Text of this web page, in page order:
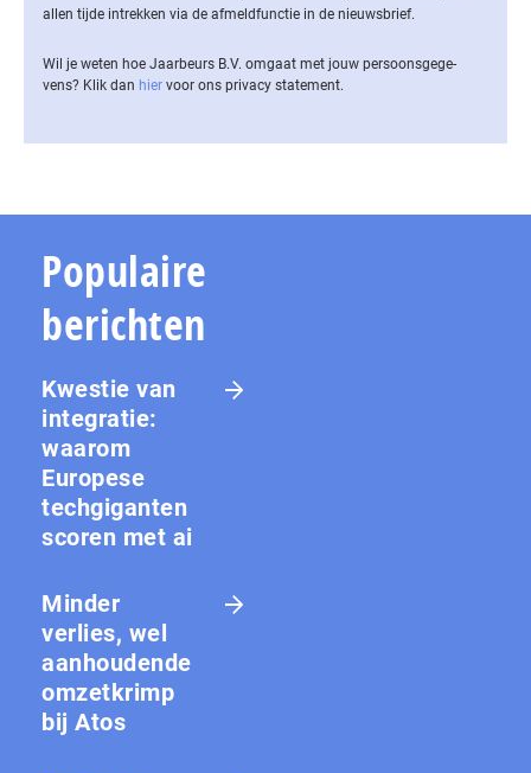
allen tijde intrekken via de af­meld­func­tie in de nieuwsbrief.
Wil je weten hoe Jaarbeurs B.V. omgaat met jouw per­soons­ge­ge­
vens? Klik dan hier voor ons privacy statement.
Populaire
berichten
Kwestie van
integratie:
waarom
Europese
techgiganten
scoren met ai
Minder
verlies, wel
aanhoudende
omzetkrimp
bij Atos